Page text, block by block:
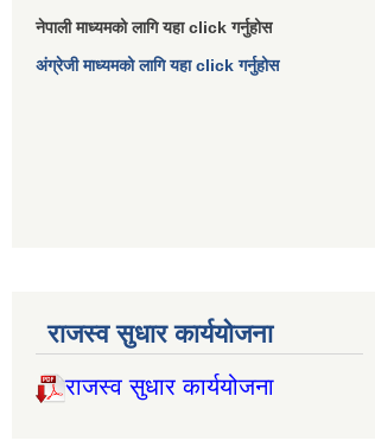
नेपाली माध्यमको लागि यहा click गर्नुहोस
अंग्रेजी माध्यमको लागि यहा click गर्नुहोस
राजस्व सुधार कार्ययोजना
राजस्व सुधार कार्ययोजना